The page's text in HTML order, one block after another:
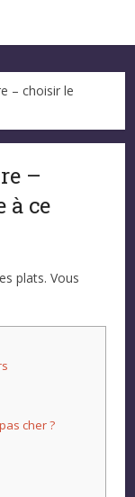
– choisir le
–
à ce
plats. Vous
cher ?